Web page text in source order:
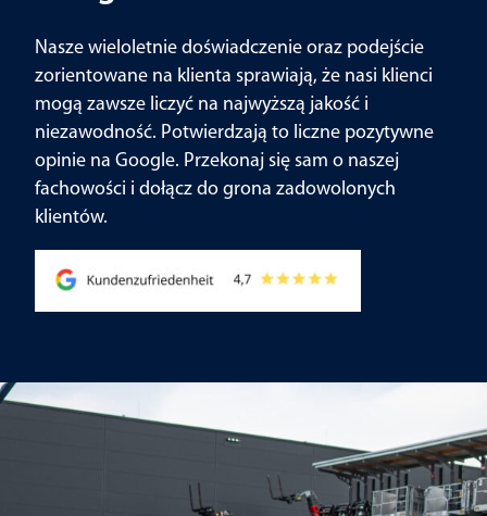
Nasze wieloletnie doświadczenie oraz podejście
zorientowane na klienta sprawiają, że nasi klienci
mogą zawsze liczyć na najwyższą jakość i
niezawodność. Potwierdzają to liczne pozytywne
opinie na Google. Przekonaj się sam o naszej
fachowości i dołącz do grona zadowolonych
klientów.